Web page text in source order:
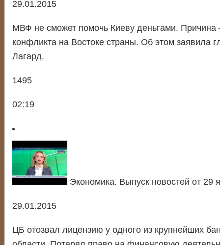
29.01.2015
МВФ не сможет помочь Киеву деньгами. Причина
конфликта на Востоке страны. Об этом заявила
Лагард.
1495
02:19
Экономика. Выпуск новостей от 29
29.01.2015
ЦБ отозвал лицензию у одного из крупнейших